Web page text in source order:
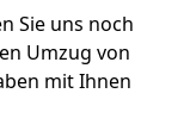
Sie uns noch
Umzug von
mit Ihnen